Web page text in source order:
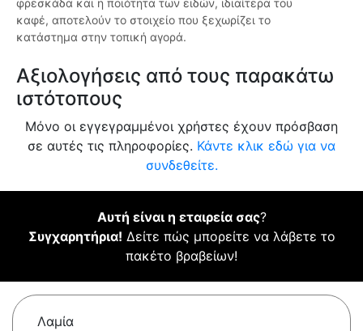
φρεσκάδα και η ποιότητα των ειδών, ιδιαίτερα του
καφέ, αποτελούν το στοιχείο που ξεχωρίζει το
κατάστημα στην τοπική αγορά.
Αξιολογήσεις από τους παρακάτω
ιστότοπους
Μόνο οι εγγεγραμμένοι χρήστες έχουν πρόσβαση
σε αυτές τις πληροφορίες. Κάντε κλικ εδώ για να
συνδεθείτε.
Αυτή είναι η εταιρεία σας?
Συγχαρητήρια! Δείτε πώς μπορείτε να λάβετε το
πακέτο βραβείων!
Λαμία